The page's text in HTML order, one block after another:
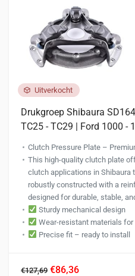
Uitverkocht
Drukgroep Shibaura
TC25 - TC29 | Ford 1000 -
Clutch Pressure Plate –
This high-quality clutch plate
clutch applications in Shibaura
robustly constructed with a
designed for durable, stable,
Sturdy mechanical design
Wear-resistant materials for
Precise fit – ready to install
€127,69 €86,36